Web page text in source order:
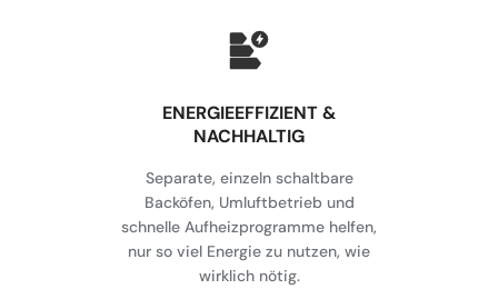
⁠ENERGIEEFFIZIENT &
NACHHALTIG
Separate, einzeln schaltbare
Backöfen, Umluftbetrieb und
schnelle Aufheizprogramme helfen,
nur so viel Energie zu nutzen, wie
wirklich nötig.